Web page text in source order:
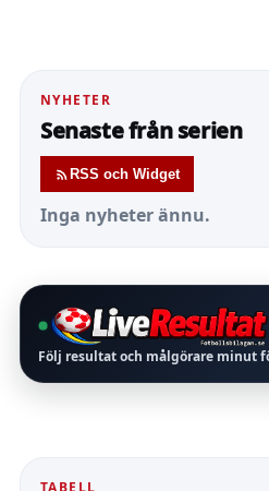
NYHETER
Senaste från serien
RSS och Widget
Inga nyheter ännu.
Följ resultat och målgörare minut
TABELL